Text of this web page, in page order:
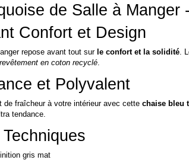
de Salle à Manger
Confort et Design
repose avant tout sur le confort et la solidité.
revêtement en coton recyclé.
et Polyvalent
de fraîcheur à votre intérieur avec cette chaise bleu
tendance.
gris mat